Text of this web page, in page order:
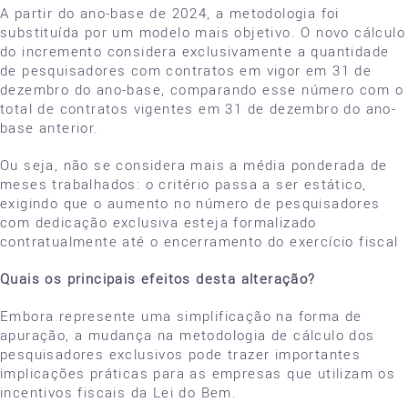
A partir do ano-base de 2024, a metodologia foi
substituída por um modelo mais objetivo. O novo cálculo
do incremento considera exclusivamente a quantidade
de pesquisadores com contratos em vigor em 31 de
dezembro do ano-base, comparando esse número com o
total de contratos vigentes em 31 de dezembro do ano-
base anterior.
Ou seja, não se considera mais a média ponderada de
meses trabalhados: o critério passa a ser estático,
exigindo que o aumento no número de pesquisadores
com dedicação exclusiva esteja formalizado
contratualmente até o encerramento do exercício fiscal
Quais os principais efeitos desta alteração?
Embora represente uma simplificação na forma de
apuração, a mudança na metodologia de cálculo dos
pesquisadores exclusivos pode trazer importantes
implicações práticas para as empresas que utilizam os
incentivos fiscais da Lei do Bem.